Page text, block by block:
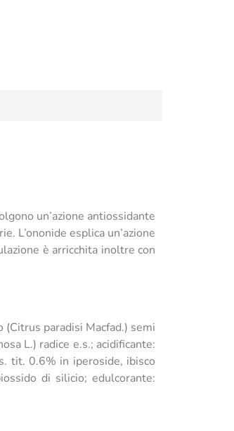
un’azione antiossidante
L’ononide esplica un’azione
è arricchita inoltre con
paradisi Macfad.) semi
L.) radice e.s.; acidificante:
tit. 0.6% in iperoside, ibisco
di silicio; edulcorante: